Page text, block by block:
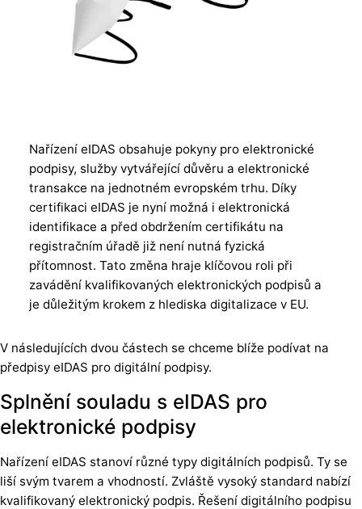
Nařízení eIDAS obsahuje pokyny pro elektronické
podpisy, služby vytvářející důvěru a elektronické
transakce na jednotném evropském trhu. Díky
certifikaci eIDAS je nyní možná i elektronická
identifikace a před obdržením certifikátu na
registračním úřadě již není nutná fyzická
přítomnost. Tato změna hraje klíčovou roli při
zavádění kvalifikovaných elektronických podpisů a
je důležitým krokem z hlediska digitalizace v EU.
V následujících dvou částech se chceme blíže podívat na
předpisy eIDAS pro digitální podpisy.
Splnění souladu s eIDAS pro
elektronické podpisy
Nařízení eIDAS stanoví různé typy digitálních podpisů. Ty se
liší svým tvarem a vhodností. Zvláště vysoký standard nabízí
kvalifikovaný elektronický podpis. Řešení digitálního podpisu